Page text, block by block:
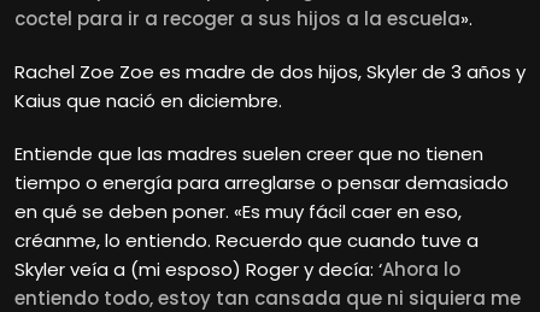
coctel para ir a recoger a sus hijos a la escuela».
Rachel Zoe Zoe es madre de dos hijos, Skyler de 3 años y
Kaius que nació en diciembre.
Entiende que las madres suelen creer que no tienen
tiempo o energía para arreglarse o pensar demasiado
en qué se deben poner. «Es muy fácil caer en eso,
créanme, lo entiendo. Recuerdo que cuando tuve a
Skyler veía a (mi esposo) Roger y decía: ‘Ahora lo
entiendo todo, estoy tan cansada que ni siquiera me